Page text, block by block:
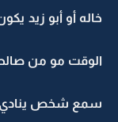
خاله أو أبو زيد
الوقت مو من
سمع شخص ينادي ع